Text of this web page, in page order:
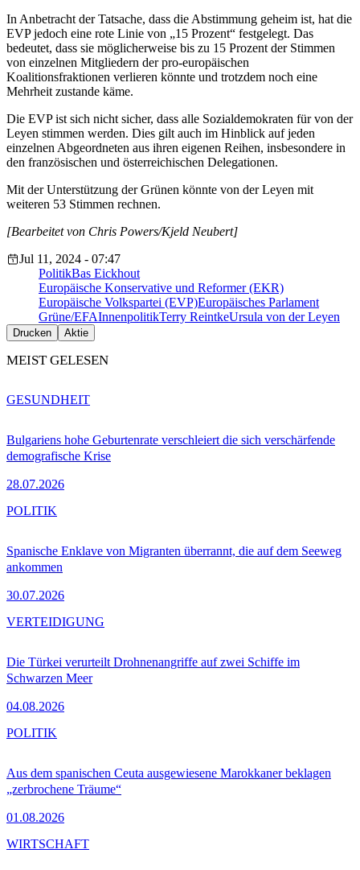
In Anbetracht der Tatsache, dass die Abstimmung geheim ist, hat die
EVP jedoch eine rote Linie von „15 Prozent“ festgelegt. Das
bedeutet, dass sie möglicherweise bis zu 15 Prozent der Stimmen
von einzelnen Mitgliedern der pro-europäischen
Koalitionsfraktionen verlieren könnte und trotzdem noch eine
Mehrheit zustande käme.
Die EVP ist sich nicht sicher, dass alle Sozialdemokraten für von der
Leyen stimmen werden. Dies gilt auch im Hinblick auf jeden
einzelnen Abgeordneten aus ihren eigenen Reihen, insbesondere in
den französischen und österreichischen Delegationen.
Mit der Unterstützung der Grünen könnte von der Leyen mit
weiteren 53 Stimmen rechnen.
[Bearbeitet von Chris Powers/Kjeld Neubert]
Jul 11, 2024 - 07:47
PolitikBas Eickhout
Europäische Konservative und Reformer (EKR)
Europäische Volkspartei (EVP)Europäisches Parlament
Grüne/EFAInnenpolitikTerry ReintkeUrsula von der Leyen
Drucken Aktie
MEIST GELESEN
Bulgariens hohe Geburtenrate verschleiert die sich verschärfende
demografische Krise
28.07.2026
GESUNDHEIT
Spanische Enklave von Migranten überrannt, die auf dem Seeweg
ankommen
30.07.2026
POLITIK
Die Türkei verurteilt Drohnenangriffe auf zwei Schiffe im
Schwarzen Meer
04.08.2026
VERTEIDIGUNG
Aus dem spanischen Ceuta ausgewiesene Marokkaner beklagen
„zerbrochene Träume“
01.08.2026
POLITIK
WIRTSCHAFT